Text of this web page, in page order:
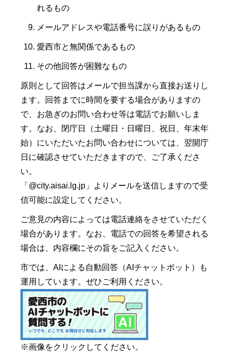
れるもの
メールアドレスや電話番号に誤りがあるもの
愛西市と無関係であるもの
その他回答が困難なもの
原則として回答はメールで担当課から直接お送りし
ます。回答までに時間を要する場合がありますの
で、お急ぎのお問い合わせ等は電話でお願いしま
す。なお、閉庁日（土曜日・日曜日、祝日、年末年
始）にいただいたお問い合わせについては、翌開庁
日に確認させていただきますので、ご了承くださ
い。
「@city.aisai.lg.jp」よりメールを送信しますので受
信可能に設定してください。
ご意見の内容によっては電話連絡をさせていただく
場合があります。なお、電話での回答を希望される
場合は、内容欄にその旨をご記入ください。
市では、AIによる自動回答（AIチャットボット）も
運用しています。ぜひご利用ください。
※画像をクリックしてください。